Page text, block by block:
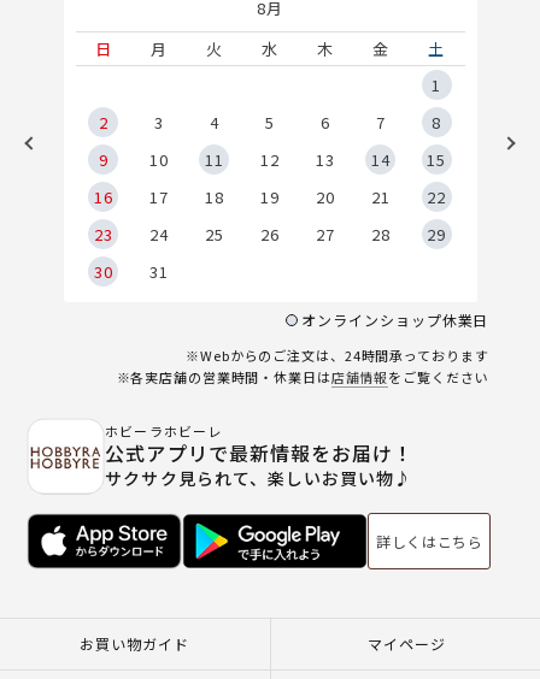
8月
日
月 火 水 木 金
土
1
2
3 4 5 6 7
8
9
10 11 12 13 14
15
16
17 18 19 20 21
22
23
24 25 26 27 28
29
30
31
オンラインショップ休業日
※Webからのご注文は、24時間承っております
※各実店舗の営業時間・休業日は店舗情報をご覧ください
ホビーラホビーレ
公式アプリで最新情報をお届け！
サクサク見られて、楽しいお買い物♪
詳しくはこちら
お買い物ガイド マイページ